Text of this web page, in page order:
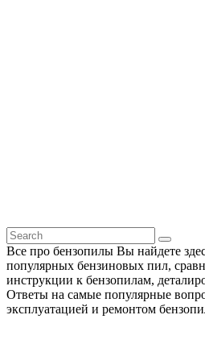
Все про бензопилы Вы найдете
популярных бензиновых пил,
инструкции к бензопилам,
Ответы на самые популярные
эксплуатацией и ремонтом